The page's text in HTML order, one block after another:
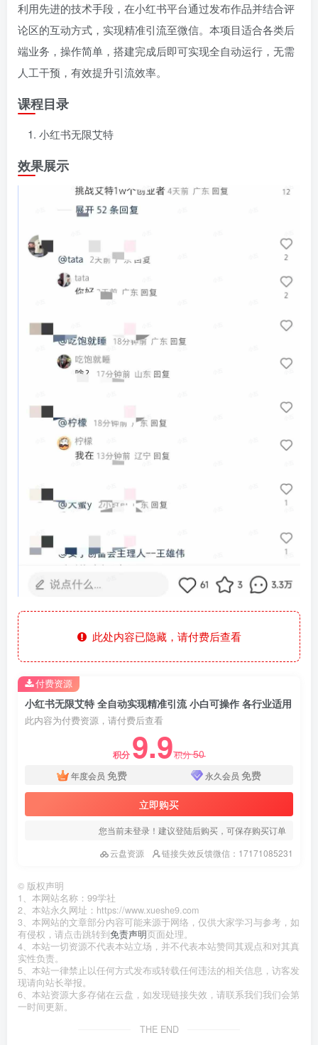
利用先进的技术手段，在小红书平台通过发布作品并结合评
论区的互动方式，实现精准引流至微信。本项目适合各类后
端业务，操作简单，搭建完成后即可实现全自动运行，无需
人工干预，有效提升引流效率。
课程目录
小红书无限艾特
效果展示
此处内容已隐藏，请付费后查看
小红书无限艾特 全自动实现精准引流 小白可操作 各行业适用
此内容为付费资源，请付费后查看
积分 9.9积分50
年度会员 免费 永久会员 免费
立即购买
您当前未登录！建议登陆后购买，可保存购买订单
云盘资源
链接失效反馈微信：17171085231
付费资源
© 版权声明
1、本网站名称：99学社
2、本站永久网址：https://www.xueshe9.com
3、本网站的文章部分内容可能来源于网络，仅供大家学习与参考，如
有侵权，请点击跳转到免责声明页面处理。
4、本站一切资源不代表本站立场，并不代表本站赞同其观点和对其真
实性负责。
5、本站一律禁止以任何方式发布或转载任何违法的相关信息，访客发
现请向站长举报。
6、本站资源大多存储在云盘，如发现链接失效，请联系我们我们会第
一时间更新。
THE END